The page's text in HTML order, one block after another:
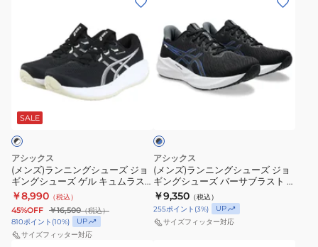
ー
ル
コ
ン
テ
ン
ド
10
エ
ラ
ソ
パ
ー
レ
ー
サ
ー
ン
ニ
グ
シ
ュ
ー
ズ
ジ
ョ
ギ
SALE
アシックス
(メンズ)ランニングシューズ ジョ
ギングシューズ ゲル キュムラス
28 EX ワイド ブラック ホワイト
1011C146.002 スポーツシューズ
￥8,990 （税込）
45%OFF ￥16,500（税込）
810ポイント (10%)
UP
サイズフィッター対応
ズ)
ラ
ン
ニ
シ
ュ
ー
ズ
ジ
ョ
ブ
ブ
ル
ー
アシックス
(メンズ)ランニングシューズ ジョ
ギングシューズ バーサブラスト 4
ワイド ブラック ブルー
1011B982.002 スポーツ シューズ
￥9,350 （税込）
255ポイント (3%)
UP
サイズフィッター対応